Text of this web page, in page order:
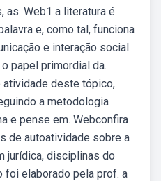
as. Web1 a literatura é
e, como tal, funciona
e interação social.
papel primordial da.
atividade deste tópico,
a metodologia
e pense em. Webconfira
de autoatividade sobre a
jurídica, disciplinas do
foi elaborado pela prof. a